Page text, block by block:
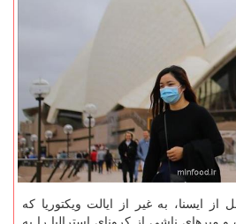
ایسنا، به غیر از ایالت ویکتوریا که